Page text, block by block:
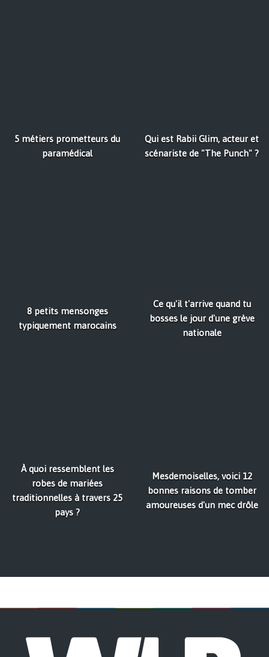
5 métiers prometteurs du
paramédical
Qui est Rabii Glim, acteur et
scénariste de "The Punch" ?
8 petits mensonges
typiquement marocains
Ce qu'il t'arrive quand tu
bosses le jour d'une grève
nationale
À quoi ressemblent les
robes de mariées
traditionnelles à travers 25
pays ?
Mesdemoiselles, voici 12
bonnes raisons de tomber
amoureuses d'un mec drôle